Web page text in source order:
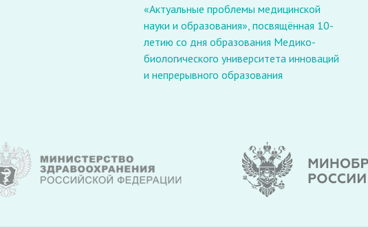
«Актуальные проблемы медицинской
науки и образования», посвящённая 10-
летию со дня образования Медико-
биологического университета инноваций
и непрерывного образования